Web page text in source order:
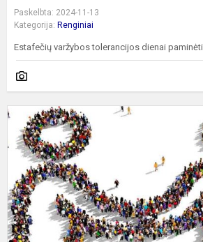
Paskelbta: 2024-11-13
Kategorija: Renginiai
Estafečių varžybos tolerancijos dienai paminėti.